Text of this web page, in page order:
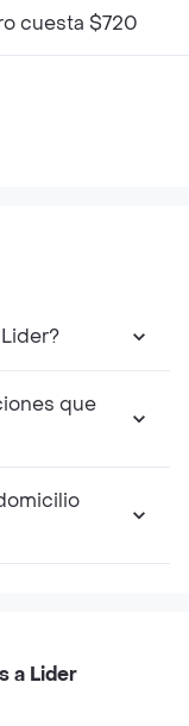
cuesta $720
que
a Lider